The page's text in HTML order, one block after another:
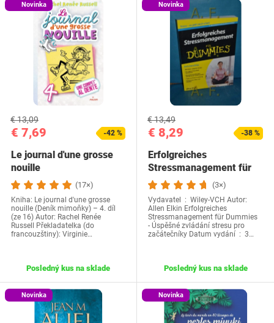
Novinka
€ 7,69
€ 13,09
-42 %
Le journal d'une grosse
nouille
(17×)
Kniha: Le journal d'une grosse
nouille (Deník mimoňky) – 4. díl
(ze 16) Autor: Rachel Renée
Russell Překladatelka (do
francouzštiny): Virginie…
Posledný kus na sklade
Novinka
€ 8,29
€ 13,49
-38 %
Erfolgreiches
Stressmanagement für
Dummies
(3×)
Vydavatel ‏ : ‎ Wiley-VCH Autor:
Allen Elkin Erfolgreiches
Stressmanagement für Dummies
- Úspěšné zvládání stresu pro
začátečníky Datum vydání ‏ : ‎ 3…
Posledný kus na sklade
Novinka Novinka